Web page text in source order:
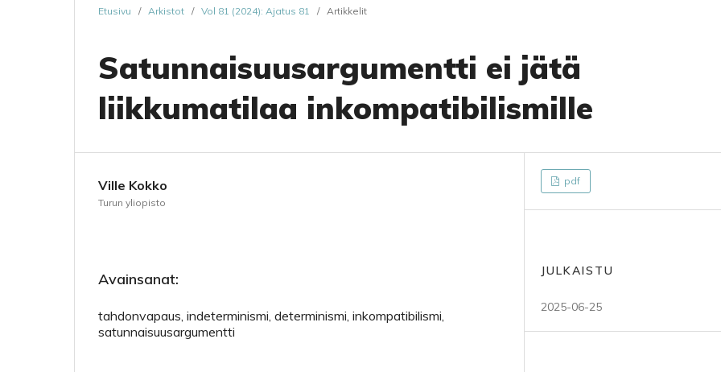
Etusivu / Arkistot / Vol 81 (2024): Ajatus 81 / Artikkelit
Satunnaisuusargumentti ei jätä
liikkumatilaa inkompatibilismille
Ville Kokko
Turun yliopisto
Avainsanat:
tahdonvapaus, indeterminismi, determinismi, inkompatibilismi,
satunnaisuusargumentti
pdf
JULKAISTU
2025-06-25